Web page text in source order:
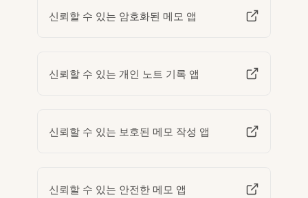
신뢰할 수 있는 암호화된 메모 앱
신뢰할 수 있는 개인 노트 기록 앱
신뢰할 수 있는 보호된 메모 작성 앱
신뢰할 수 있는 안전한 메모 앱